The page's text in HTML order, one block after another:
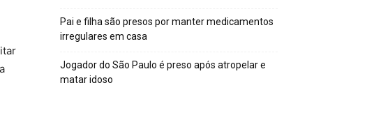
Pai e filha são presos por manter medicamentos
irregulares em casa
Jogador do São Paulo é preso após atropelar e
matar idoso